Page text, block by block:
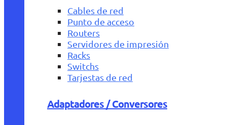
Cables de red
Punto de acceso
Routers
Servidores de impresión
Racks
Switchs
Tarjestas de red
Adaptadores / Conversores